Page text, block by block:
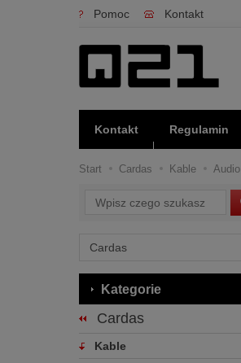
Pomoc Kontakt
Kontakt Regulamin
Start Cardas Kable Audio
Wyszukaj
Kategorie
Cardas
Kable